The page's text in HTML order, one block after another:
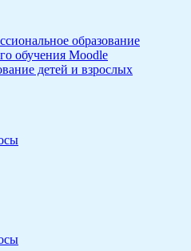
образование
обучения Moodle
детей и взрослых